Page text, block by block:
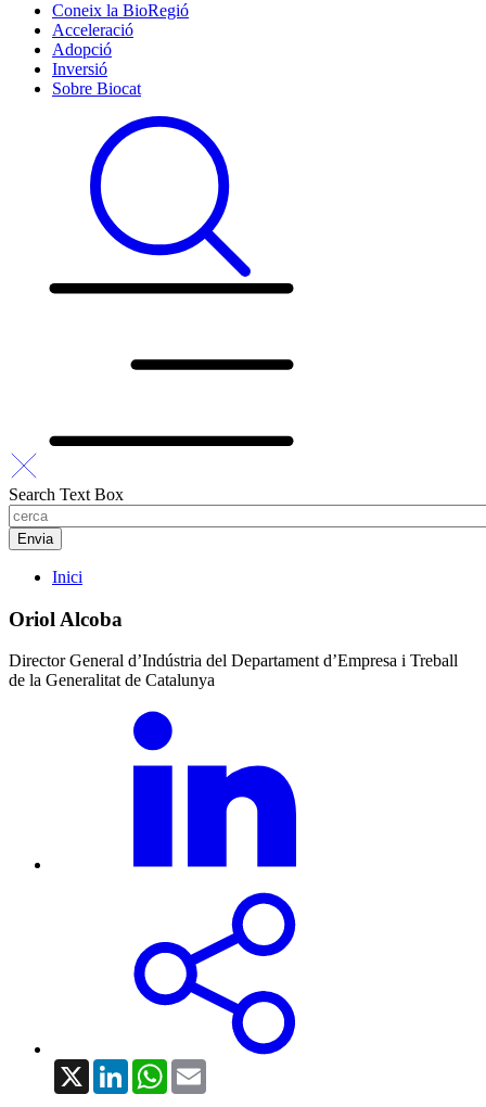
Coneix la BioRegió
Acceleració
Adopció
Inversió
Sobre Biocat
Search Text Box
Inici
Oriol Alcoba
Director General d’Indústria del Departament d’Empresa i Treball
de la Generalitat de Catalunya
X LinkedInWhatsApp